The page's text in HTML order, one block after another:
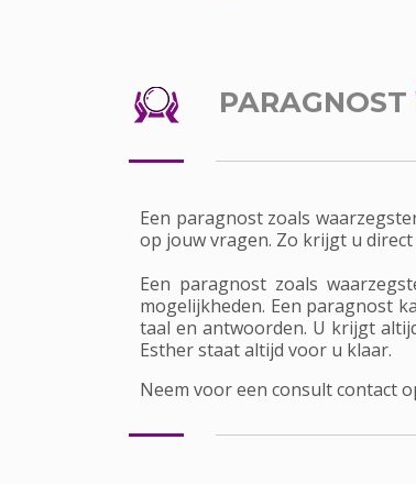
PARAGNOST
Een paragnost zoals
op jouw vragen. Zo krijgt u
Een paragnost zoals
mogelijkheden. Een paragnost
taal en antwoorden. U krijgt
Esther staat altijd voor u klaar.
Neem voor een consult contact